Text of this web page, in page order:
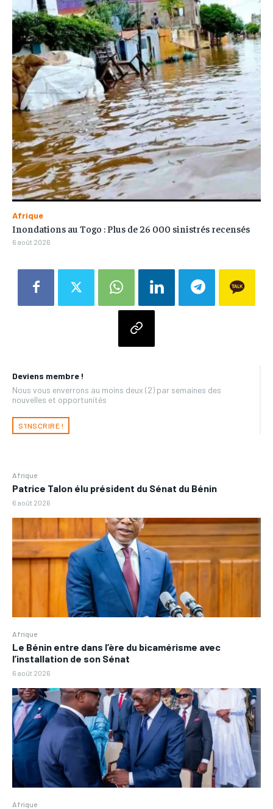
Deviens membre !
Nous vous enverrons au moins deux (2) par semaines des
nouvelles et opportunités
S'INSCRIRE !
Afrique
Patrice Talon élu président du Sénat du Bénin
6 août 2026
Afrique
Le Bénin entre dans l’ère du bicamérisme avec
l’installation de son Sénat
6 août 2026
Afrique
Afrique
Inondations au Togo : Plus de 26 000 sinistrés recensés
6 août 2026